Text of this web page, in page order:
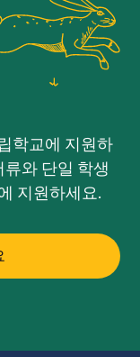
학교에 지원하
와 단일 학생
지원하세요.